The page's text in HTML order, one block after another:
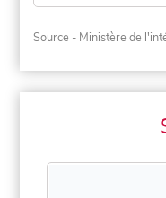
Source - Ministère de